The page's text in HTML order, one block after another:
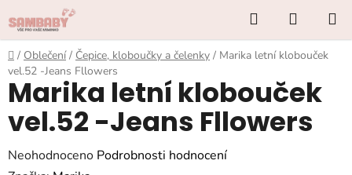
na
obsah
Hledat
KOŠÍK
Domů
/ Oblečení / Čepice, kloboučky a čelenky / Marika letní klobouček
vel.52 -Jeans Fllowers
Marika letní klobouček
vel.52 -Jeans Fllowers
Průměrné
Neohodnoceno Podrobnosti hodnocení